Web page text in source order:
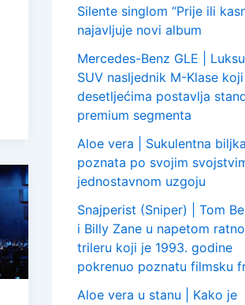
Silente singlom “Prije ili
najavljuje novi album
Mercedes-Benz GLE |
SUV nasljednik M-Klase
desetljećima postavlja
premium segmenta
Aloe vera | Sukulentna biljka
poznata po svojim
jednostavnom uzgoju
Snajperist (Sniper) | Tom
i Billy Zane u napetom
trileru koji je 1993. godine
pokrenuo poznatu filmsku
Aloe vera u stanu | Kako je